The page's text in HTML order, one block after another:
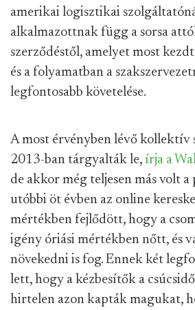
amerikai logisztikai
alkalmazottnak függ a sorsa
szerződéstől, amelyet most
és a folyamatban a
legfontosabb követelése.
A most érvényben lévő kollektív
2013-ban tárgyalták le, írja a
de akkor még teljesen más volt a
utóbbi öt évben az online
mértékben fejlődött, hogy a
igény óriási mértékben nőtt, és
növekedni is fog. Ennek két
lett, hogy a kézbesítők a
hirtelen azon kapták magukat,